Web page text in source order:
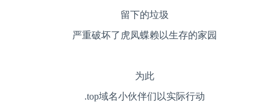
留下的垃圾
严重破坏了虎凤蝶赖以生存的家园
为此
.top域名小伙伴们以实际行动